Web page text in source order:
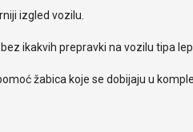
izgled vozilu.
ikakvih prepravki na vozilu tipa
žabica koje se dobijaju u